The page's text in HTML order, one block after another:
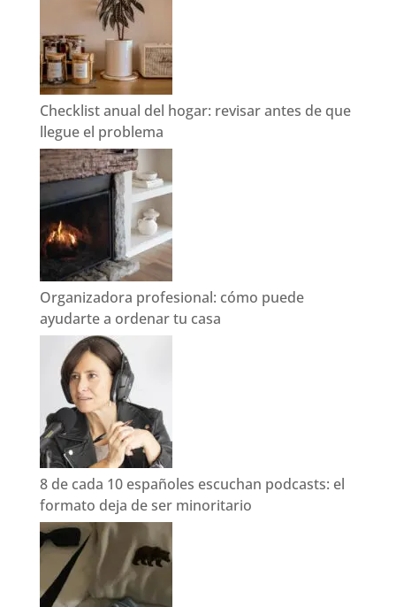
Checklist anual del hogar: revisar antes de que
llegue el problema
Organizadora profesional: cómo puede
ayudarte a ordenar tu casa
8 de cada 10 españoles escuchan podcasts: el
formato deja de ser minoritario